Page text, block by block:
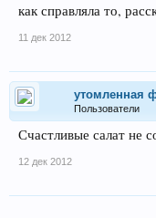
как справляла то,
11 дек 2012
утомленная
Пользователи
Счастливые салат не
12 дек 2012